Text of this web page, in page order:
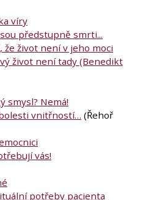
víry
předstupně smrti...
že život není v jeho moci
život není tady (Benedikt
smysl? Nemá!
vnitřností… (Řehoř
vás!
potřeby pacienta